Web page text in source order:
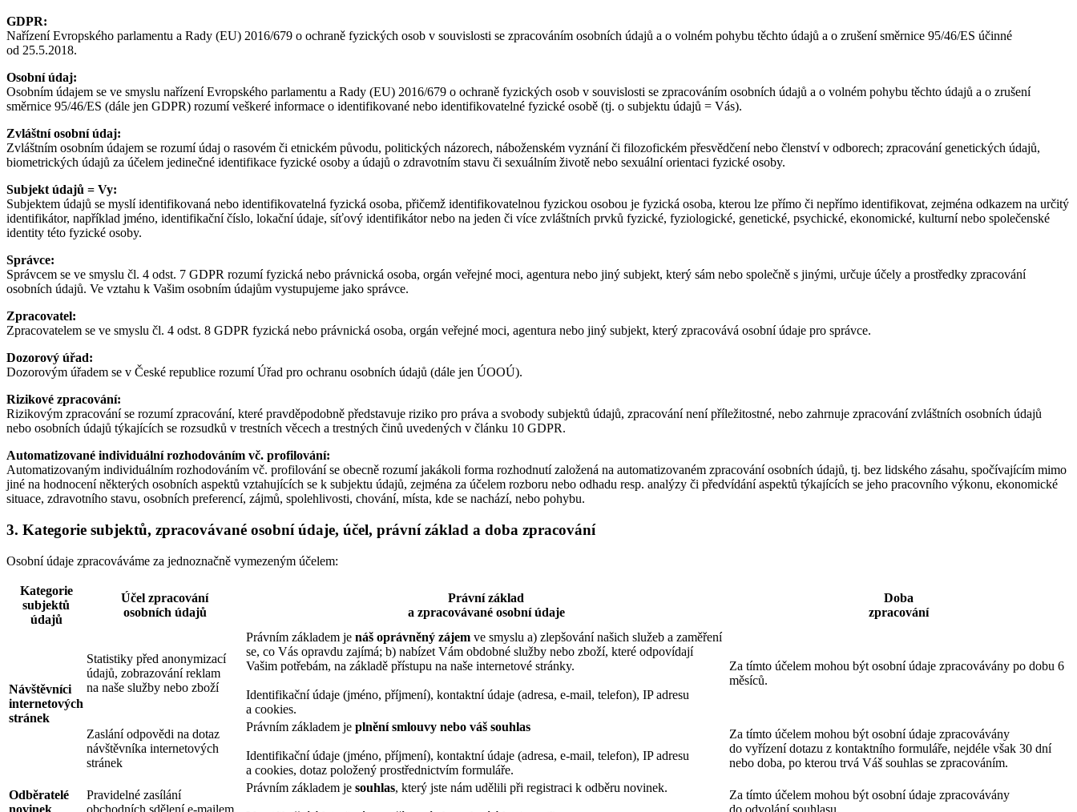
GDPR:
Nařízení Evropského parlamentu a Rady (EU) 2016/679 o ochraně fyzických osob v souvislosti se zpracováním osobních údajů a o volném pohybu těchto údajů a o zrušení směrnice 95/46/ES účinné
od 25.5.2018.
Osobní údaj:
Osobním údajem se ve smyslu nařízení Evropského parlamentu a Rady (EU) 2016/679 o ochraně fyzických osob v souvislosti se zpracováním osobních údajů a o volném pohybu těchto údajů a o zrušení
směrnice 95/46/ES (dále jen GDPR) rozumí veškeré informace o identifikované nebo identifikovatelné fyzické osobě (tj. o subjektu údajů = Vás).
Zvláštní osobní údaj:
Zvláštním osobním údajem se rozumí údaj o rasovém či etnickém původu, politických názorech, náboženském vyznání či filozofickém přesvědčení nebo členství v odborech; zpracování genetických údajů,
biometrických údajů za účelem jedinečné identifikace fyzické osoby a údajů o zdravotním stavu či sexuálním životě nebo sexuální orientaci fyzické osoby.
Subjekt údajů = Vy:
Subjektem údajů se myslí identifikovaná nebo identifikovatelná fyzická osoba, přičemž identifikovatelnou fyzickou osobou je fyzická osoba, kterou lze přímo či nepřímo identifikovat, zejména odkazem na určitý
identifikátor, například jméno, identifikační číslo, lokační údaje, síťový identifikátor nebo na jeden či více zvláštních prvků fyzické, fyziologické, genetické, psychické, ekonomické, kulturní nebo společenské
identity této fyzické osoby.
Správce:
Správcem se ve smyslu čl. 4 odst. 7 GDPR rozumí fyzická nebo právnická osoba, orgán veřejné moci, agentura nebo jiný subjekt, který sám nebo společně s jinými, určuje účely a prostředky zpracování
osobních údajů. Ve vztahu k Vašim osobním údajům vystupujeme jako správce.
Zpracovatel:
Zpracovatelem se ve smyslu čl. 4 odst. 8 GDPR fyzická nebo právnická osoba, orgán veřejné moci, agentura nebo jiný subjekt, který zpracovává osobní údaje pro správce.
Dozorový úřad:
Dozorovým úřadem se v České republice rozumí Úřad pro ochranu osobních údajů (dále jen ÚOOÚ).
Rizikové zpracování:
Rizikovým zpracování se rozumí zpracování, které pravděpodobně představuje riziko pro práva a svobody subjektů údajů, zpracování není příležitostné, nebo zahrnuje zpracování zvláštních osobních údajů
nebo osobních údajů týkajících se rozsudků v trestních věcech a trestných činů uvedených v článku 10 GDPR.
Automatizované individuální rozhodováním vč. profilování:
Automatizovaným individuálním rozhodováním vč. profilování se obecně rozumí jakákoli forma rozhodnutí založená na automatizovaném zpracování osobních údajů, tj. bez lidského zásahu, spočívajícím mimo
jiné na hodnocení některých osobních aspektů vztahujících se k subjektu údajů, zejména za účelem rozboru nebo odhadu resp. analýzy či předvídání aspektů týkajících se jeho pracovního výkonu, ekonomické
situace, zdravotního stavu, osobních preferencí, zájmů, spolehlivosti, chování, místa, kde se nachází, nebo pohybu.
3. Kategorie subjektů, zpracovávané osobní údaje, účel, právní základ a doba zpracování
Osobní údaje zpracováváme za jednoznačně vymezeným účelem:
Kategorie
subjektů
údajů
Účel zpracování
osobních údajů
Právní základ
a zpracovávané osobní údaje
Doba
zpracování
Návštěvníci
internetových
stránek
Statistiky před anonymizací
údajů, zobrazování reklam
na naše služby nebo zboží
Právním základem je náš oprávněný zájem ve smyslu a) zlepšování našich služeb a zaměření
se, co Vás opravdu zajímá; b) nabízet Vám obdobné služby nebo zboží, které odpovídají
Vašim potřebám, na základě přístupu na naše internetové stránky.
Identifikační údaje (jméno, příjmení), kontaktní údaje (adresa, e-mail, telefon), IP adresu
a cookies.
Za tímto účelem mohou být osobní údaje zpracovávány po dobu 6
měsíců.
Zaslání odpovědi na dotaz
návštěvníka internetových
stránek
Právním základem je plnění smlouvy nebo váš souhlas
Identifikační údaje (jméno, příjmení), kontaktní údaje (adresa, e-mail, telefon), IP adresu
a cookies, dotaz položený prostřednictvím formuláře.
Za tímto účelem mohou být osobní údaje zpracovávány
do vyřízení dotazu z kontaktního formuláře, nejdéle však 30 dní
nebo doba, po kterou trvá Váš souhlas se zpracováním.
Odběratelé
novinek
Pravidelné zasílání
obchodních sdělení e-mailem
Právním základem je souhlas, který jste nám udělili při registraci k odběru novinek.
Za tímto účelem mohou být osobní údaje zpracovávány
do odvolání souhlasu.